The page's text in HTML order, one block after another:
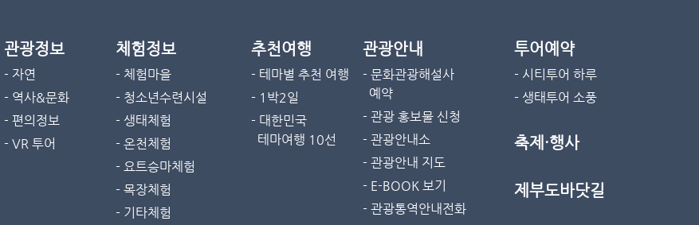
관광정보
- 자연
- 역사&문화
- 편의정보
- VR 투어
체험정보
- 체험마을
- 청소년수련시설
- 생태체험
- 온천체험
- 요트승마체험
- 목장체험
- 기타체험
추천여행
- 테마별 추천 여행
- 1박2일
- 대한민국
테마여행 10선
관광안내
- 문화관광해설사
예약
- 관광 홍보물 신청
- 관광안내소
- 관광안내 지도
- E-BOOK 보기
- 관광통역안내전화
투어예약
- 시티투어 하루
- 생태투어 소풍
축제·행사
제부도바닷길